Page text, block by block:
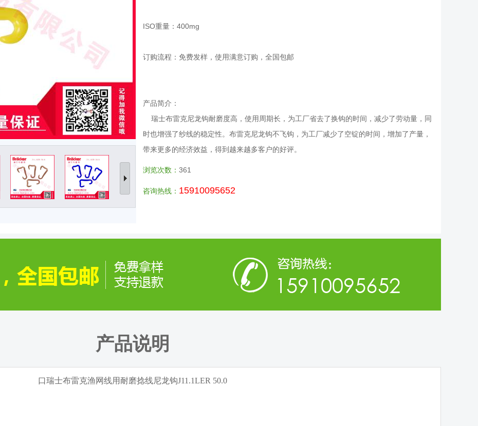
ISO重量：400mg
订购流程：免费发样，使用满意订购，全国包邮
产品简介：
瑞士布雷克尼龙钩耐磨度高，使用周期长，为工厂省去了换钩的时间，减少了劳动量，同
时也增强了纱线的稳定性。布雷克尼龙钩不飞钩，为工厂减少了空锭的时间，增加了产量，
带来更多的经济效益，得到越来越多客户的好评。
浏览次数： 361
咨询热线： 15910095652
产品说明
口瑞士布雷克渔网线用耐磨捻线尼龙钩J11.1LER 50.0